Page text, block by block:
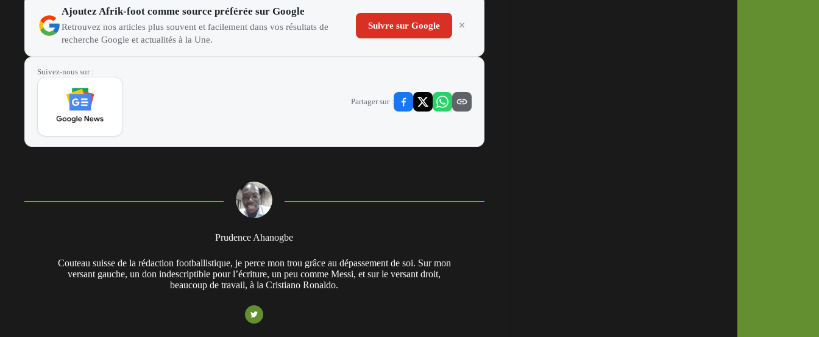
Ajoutez Afrik-foot comme source préférée sur Google
Retrouvez nos articles plus souvent et facilement dans vos résultats de
recherche Google et actualités à la Une.
Suivre sur Google
Suivez-nous sur :
Partager sur :
Prudence Ahanogbe
Couteau suisse de la rédaction footballistique, je perce mon trou grâce au dépassement de soi. Sur mon
versant gauche, un don indescriptible pour l’écriture, un peu comme Messi, et sur le versant droit,
beaucoup de travail, à la Cristiano Ronaldo.